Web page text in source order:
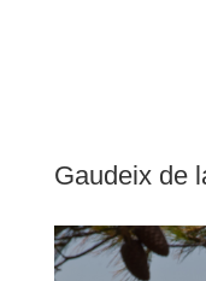
Gaudeix de